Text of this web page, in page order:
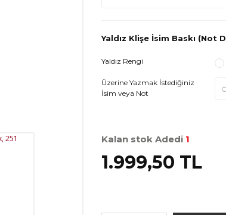
Yaldız Klişe İsim Baskı
Yaldız Rengi
Üzerine Yazmak İstediğiniz
İsim veya Not
Kalan stok Adedi 1
1.999,50 TL